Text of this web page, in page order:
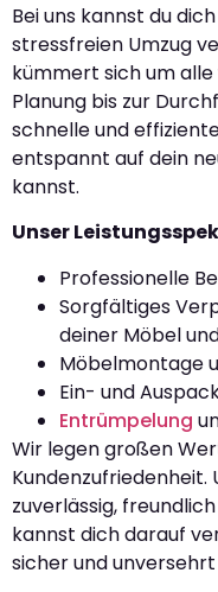
Bei uns kannst du
stressfreien Umzug
kümmert sich um
Planung bis zur
schnelle und
entspannt auf dein
kannst.
Unser
Professionelle
Sorgfältiges
deiner Möbel
Möbelmontage
Ein- und
Entrümpelung
Wir legen großen
zuverlässig,
kannst dich darauf
sicher und